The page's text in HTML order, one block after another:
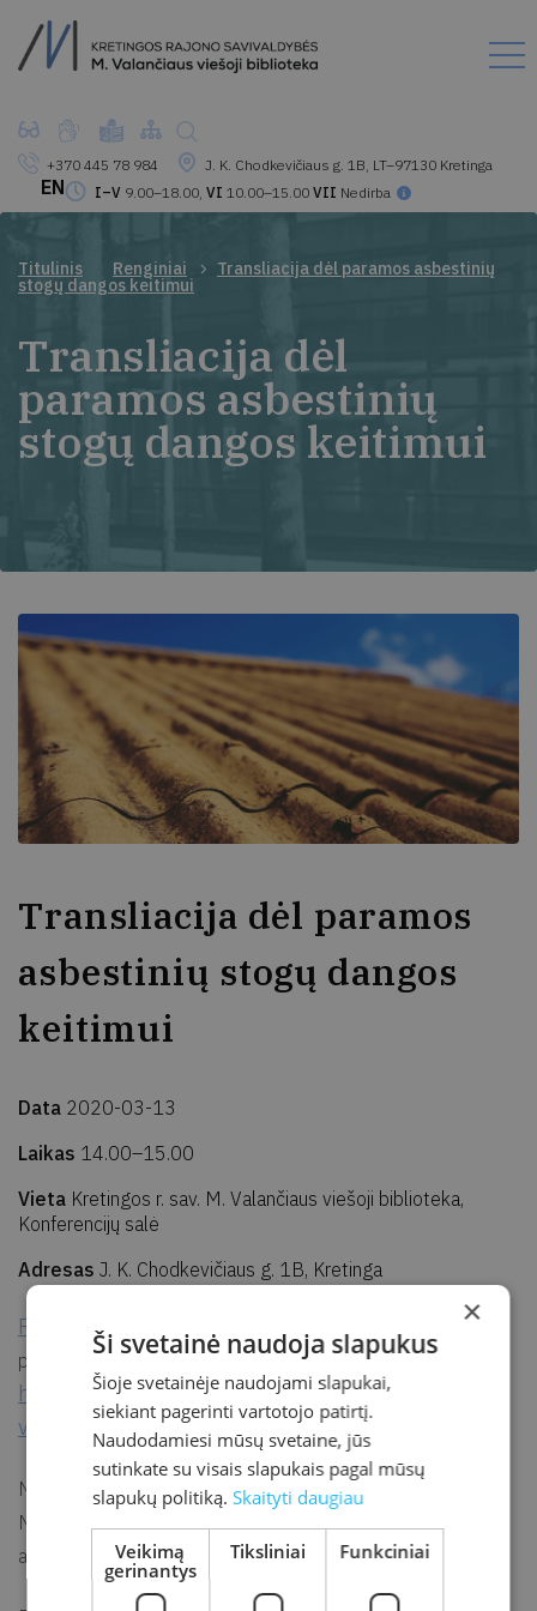
+370 445 78 984
J. K. Chodkevičiaus g. 1B, LT–97130 Kretinga
I–V 9.00–18.00, VI 10.00–15.00 VII Nedirba
EN
Titulinis Renginiai Transliacija dėl paramos asbestinių
stogų dangos keitimui
Transliacija dėl
paramos asbestinių
stogų dangos keitimui
Transliacija dėl paramos
asbestinių stogų dangos
keitimui
Data 2020-03-13
Laikas 14.00–15.00
Vieta Kretingos r. sav. M. Valančiaus viešoji biblioteka,
Konferencijų salė
Adresas J. K. Chodkevičiaus g. 1B, Kretinga
Renginys atšauktas
, tiesioginės transliacijos nuoroda
peržiūrai namuose:
https://www.youtube.com/watch?
v=oqHEQynQjME
Nacionalinė mokėjimo agentūra ir Nacionalinė Martyno
Mažvydo biblioteka, kviečia į tiesioginę transliaciją „Parama
asbestinių stogų dangos keitimui“.
×
Ši svetainė naudoja slapukus
Šioje svetainėje naudojami slapukai,
siekiant pagerinti vartotojo patirtį.
Naudodamiesi mūsų svetaine, jūs
sutinkate su visais slapukais pagal mūsų
slapukų politiką.Skaityti daugiau
Veikimą
gerinantys
Tiksliniai Funkciniai